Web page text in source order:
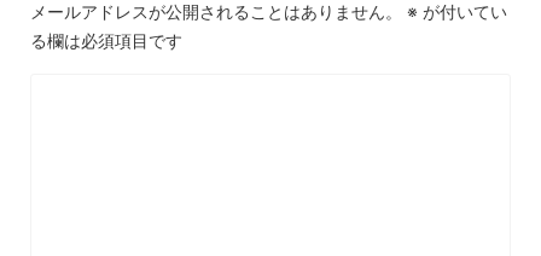
メールアドレスが公開されることはありません。 ※ が付いてい
る欄は必須項目です